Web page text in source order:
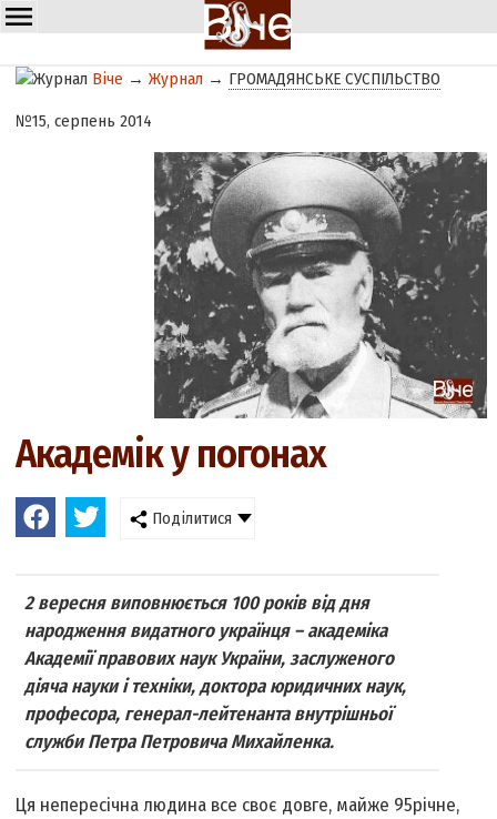
Віче →Журнал → ГРОМАДЯНСЬКЕ СУСПІЛЬСТВО
№15, серпень 2014
Академік у погонах
Поділитися
2 вересня виповнюється 100 років від дня
народження видатного українця – академіка
Академії правових наук України, заслуженого
діяча науки і техніки, доктора юридичних наук,
професора, генерал-лейтенанта внут­рішньої
служби Петра Петровича Михайленка.
Ця непересічна людина все своє довге, майже 95­річне,